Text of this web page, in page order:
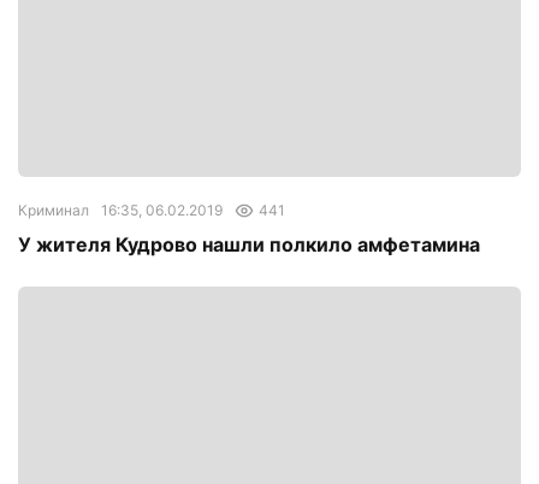
Криминал 16:35, 06.02.2019 441
У жителя Кудрово нашли полкило амфетамина